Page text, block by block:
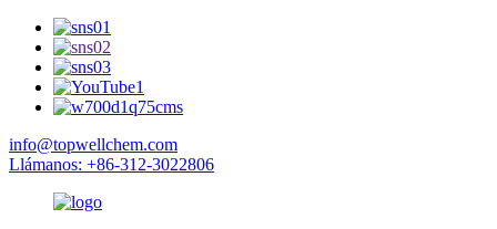
info@topwellchem.com
Llámanos: +86-312-3022806